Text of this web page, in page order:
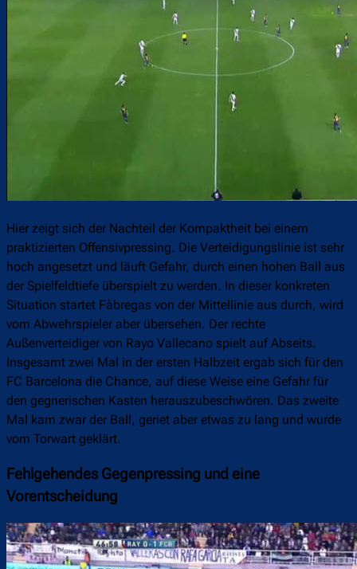
Hier zeigt sich der Nachteil der Kompaktheit bei einem
praktizierten Offensivpressing. Die Verteidigungslinie ist sehr
hoch angesetzt und läuft Gefahr, durch einen hohen Ball aus
der Spielfeldtiefe überspielt zu werden. In dieser konkreten
Situation startet Fàbregas von der Mittellinie aus durch, wird
vom Abwehrspieler aber übersehen. Der rechte
Außenverteidiger von Rayo Vallecano spielt auf Abseits.
Insgesamt zwei Mal in der ersten Halbzeit ergab sich für den
FC Barcelona die Chance, auf diese Weise eine Gefahr für
den gegnerischen Kasten herauszubeschwören. Das zweite
Mal kam zwar der Ball, geriet aber etwas zu lang und wurde
vom Torwart geklärt.
Fehlgehendes Gegenpressing und eine
Vorentscheidung